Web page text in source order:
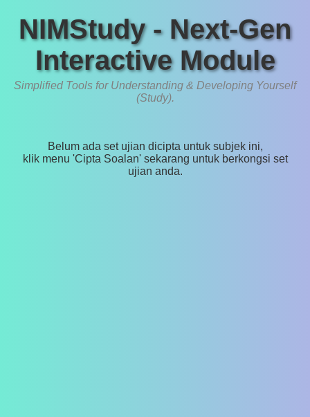
NIMStudy - Next-Gen
Interactive Module
Simplified Tools for Understanding & Developing Yourself
(Study).
Belum ada set ujian dicipta untuk subjek ini,
klik menu 'Cipta Soalan' sekarang untuk berkongsi set
ujian anda.